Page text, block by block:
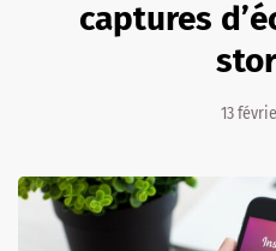
captures
13